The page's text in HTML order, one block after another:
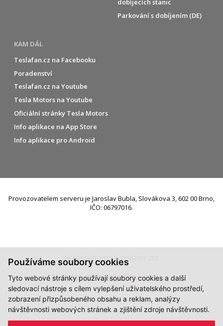
Používáme soubory cookies
Tyto webové stránky používají soubory cookies a další
sledovací nástroje s cílem vylepšení uživatelského prostředí,
zobrazení přizpůsobeného obsahu a reklam, analýzy
návštěvnosti webových stránek a zjištění zdroje návštěvnosti.
dobíjecích stanic
Parkování s dobíjením (DE)
KAM DÁL
Teslafan.cz na Facebooku
Poradenství
Teslafan.cz na Youtube
Tesla Motors na Youtube
Oficiální stránky Tesla Motors
Info aplikace na App Store
Info aplikace pro Android
Provozovatelem serveru je Jaroslav Bubla, Slovákova 3, 602 00 Brno,
IČO: 06797016.
INFORMACE PRO INZERENTY ZDE
Napište nám:info@teslafan.cz